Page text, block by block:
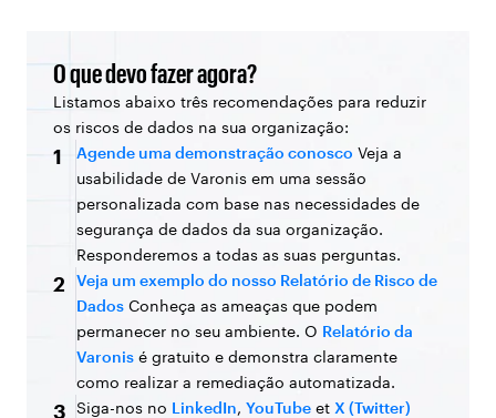
O que devo fazer agora?
Listamos abaixo três recomendações para reduzir
os riscos de dados na sua organização:
1 Agende uma demonstração conosco Veja a
usabilidade de Varonis em uma sessão
personalizada com base nas necessidades de
segurança de dados da sua organização.
Responderemos a todas as suas perguntas.
2
Veja um exemplo do nosso Relatório de Risco de
Dados Conheça as ameaças que podem
permanecer no seu ambiente. O Relatório da
Varonis é gratuito e demonstra claramente
como realizar a remediação automatizada.
3 Siga-nos no LinkedIn, YouTube et X (Twitter)